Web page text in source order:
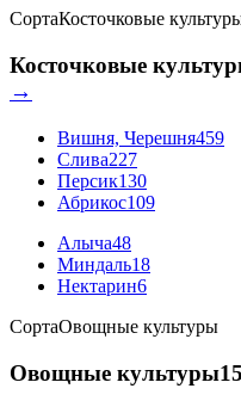
СортаКосточковые
Косточковые
→
Вишня, Черешня459
Слива227
Персик130
Абрикос109
Алыча48
Миндаль18
Нектарин6
СортаОвощные культуры
Овощные культуры